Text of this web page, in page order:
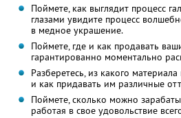
Поймете, как выглядит процесс
глазами увидите процесс
в медное украшение.
Поймете, где и как продавать
гарантированно моментально
Разберетесь, из какого
и как придавать им различные
Поймете, сколько можно
работая в свое удовольствие